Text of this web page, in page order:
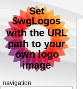
navigation